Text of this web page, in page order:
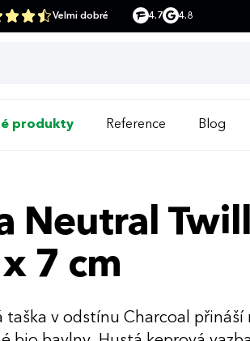
Velmi dobré 4.7 4.8
produkty Reference Blog
Neutral
7 cm
taška v odstínu Charcoal